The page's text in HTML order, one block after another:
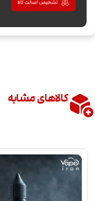
کالاهای مشابه